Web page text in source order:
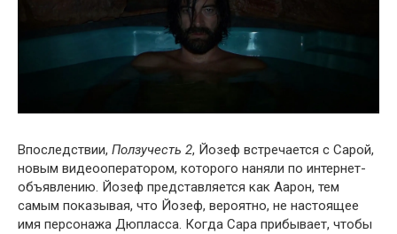
Впоследствии, Ползучесть 2, Йозеф встречается с Сарой,
новым видеооператором, которого наняли по интернет-
объявлению. Йозеф представляется как Аарон, тем
самым показывая, что Йозеф, вероятно, не настоящее
имя персонажа Дюпласса. Когда Сара прибывает, чтобы